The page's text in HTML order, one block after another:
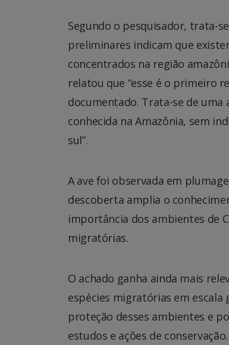
Segundo o pesquisador, trata-
preliminares indicam que
concentrados na região
relatou que “esse é o primeiro
documentado. Trata-se de
conhecida na Amazônia, sem
sul”.
A ave foi observada em
descoberta amplia o
importância dos ambientes de
migratórias.
O achado ganha ainda mais
espécies migratórias em escala
proteção desses ambientes e
estudos e ações de conservação.